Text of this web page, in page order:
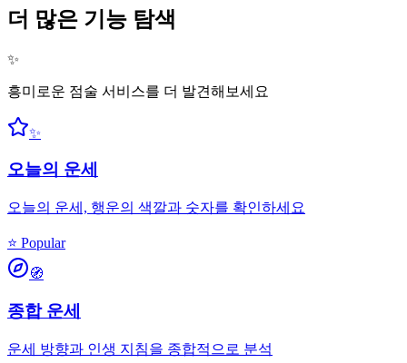
더 많은 기능 탐색
✨
흥미로운 점술 서비스를 더 발견해보세요
✨
오늘의 운세
오늘의 운세, 행운의 색깔과 숫자를 확인하세요
⭐ Popular
🧭
종합 운세
운세 방향과 인생 지침을 종합적으로 분석